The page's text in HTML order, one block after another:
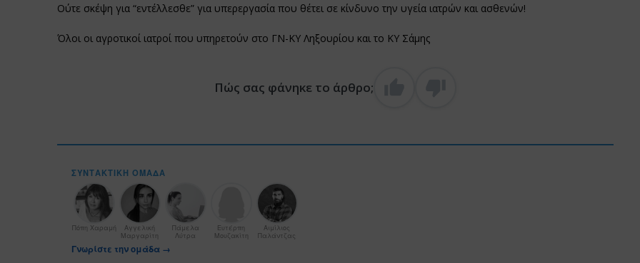
Ούτε σκέψη για “εντέλλεσθε” για υπερεργασία που θέτει σε κίνδυνο την υγεία ιατρών και ασθενών!
Όλοι οι αγροτικοί ιατροί που υπηρετούν στο ΓΝ-ΚΥ Ληξουρίου και το ΚΥ Σάμης
Πώς σας φάνηκε το άρθρο;
ΣΥΝΤΑΚΤΙΚΉ ΟΜΆΔΑ
Πόπη Χαραμή
Αγγελική
Μαργαρίτη
Πάμελα
Λύτρα
Ευτέρπη
Μουζακίτη
Αιμίλιος
Παλάντζας
Γνωρίστε την ομάδα →